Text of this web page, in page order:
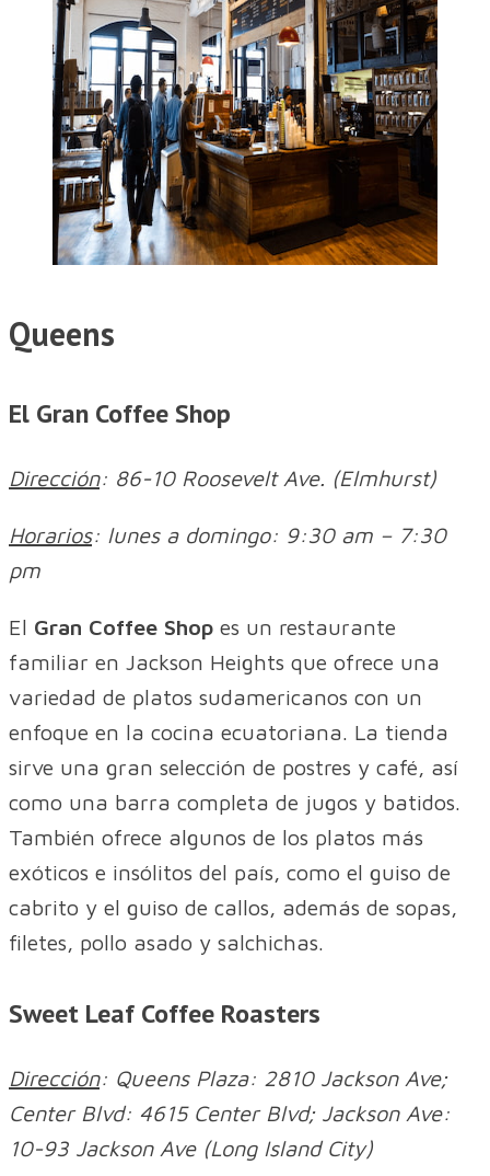
Queens
El Gran Coffee Shop
Dirección: 86-10 Roosevelt Ave. (Elmhurst)
Horarios: lunes a domingo: 9:30 am – 7:30
pm
El Gran Coffee Shop es un restaurante
familiar en Jackson Heights que ofrece una
variedad de platos sudamericanos con un
enfoque en la cocina ecuatoriana. La tienda
sirve una gran selección de postres y café, así
como una barra completa de jugos y batidos.
También ofrece algunos de los platos más
exóticos e insólitos del país, como el guiso de
cabrito y el guiso de callos, además de sopas,
filetes, pollo asado y salchichas.
Sweet Leaf Coffee Roasters
Dirección: Queens Plaza: 2810 Jackson Ave;
Center Blvd: 4615 Center Blvd; Jackson Ave:
10-93 Jackson Ave (Long Island City)